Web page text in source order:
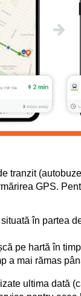
tranzit
GPS.
în partea
pe hartă în
a mai rămas
ultima dată